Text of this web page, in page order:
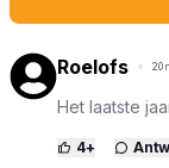
Roelofs 20
Het laatste
4+